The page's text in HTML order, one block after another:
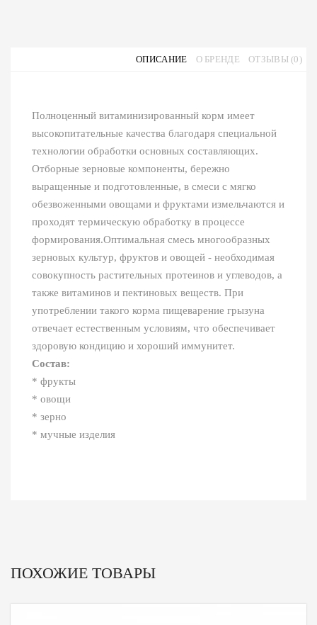
ОПИСАНИЕ О БРЕНДЕ ОТЗЫВЫ (0)
Полноценный витаминизированный корм имеет
высокопитательные качества благодаря специальной
технологии обработки основных составляющих.
Отборные зерновые компоненты, бережно
выращенные и подготовленные, в смеси с мягко
обезвоженными овощами и фруктами измельчаются и
проходят термическую обработку в процессе
формирования.Оптимальная смесь многообразных
зерновых культур, фруктов и овощей - необходимая
совокупность растительных протеинов и углеводов, а
также витаминов и пектиновых веществ. При
употреблении такого корма пищеварение грызуна
отвечает естественным условиям, что обеспечивает
здоровую кондицию и хороший иммунитет.
Состав:
* фрукты
* овощи
* зерно
* мучные изделия
ПОХОЖИЕ ТОВАРЫ